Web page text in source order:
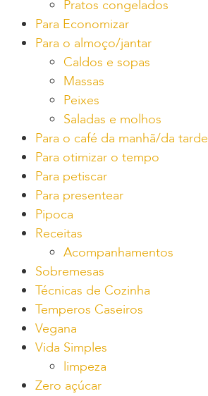
Pratos congelados
Para Economizar
Para o almoço/jantar
Caldos e sopas
Massas
Peixes
Saladas e molhos
Para o café da manhã/da tarde
Para otimizar o tempo
Para petiscar
Para presentear
Pipoca
Receitas
Acompanhamentos
Sobremesas
Técnicas de Cozinha
Temperos Caseiros
Vegana
Vida Simples
limpeza
Zero açúcar